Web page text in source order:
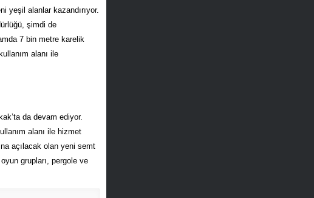
yeşil alanlar kazandırıyor.
şimdi de
7 bin metre karelik
alanı ile
da devam ediyor.
alanı ile hizmet
açılacak olan yeni semt
grupları, pergole ve